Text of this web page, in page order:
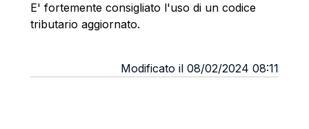
E' fortemente consigliato l'uso di un codice
tributario aggiornato.
Modificato il 08/02/2024 08:11